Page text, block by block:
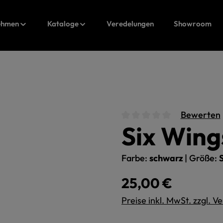
Kataloge Veredelungen Showroom
Durchschnittliche
Bewerten
Six
Farbe: schwarz | Größe:
Regulärer Preis:
25,00 €
Preise inkl. MwSt. zzgl.